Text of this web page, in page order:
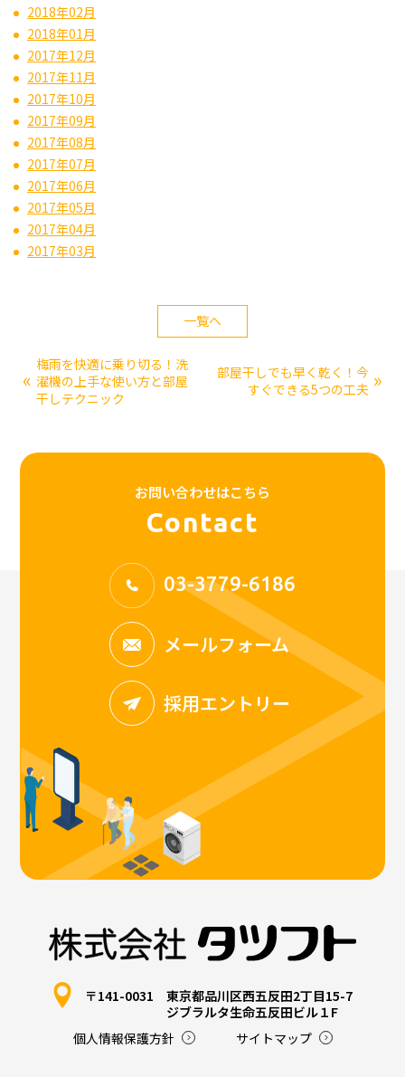
2018年02月
2018年01月
2017年12月
2017年11月
2017年10月
2017年09月
2017年08月
2017年07月
2017年06月
2017年05月
2017年04月
2017年03月
«
梅雨を快適に乗り切る！洗
濯機の上手な使い方と部屋
干しテクニック
一覧へ
部屋干しでも早く乾く！今
すぐできる5つの工夫 »
お問い合わせはこちら
Contact
03-3779-6186
メールフォーム
採用エントリー
〒141-0031 東京都品川区西五反田2丁目15-7
ジブラルタ生命五反田ビル１F
個人情報保護方針
サイトマップ